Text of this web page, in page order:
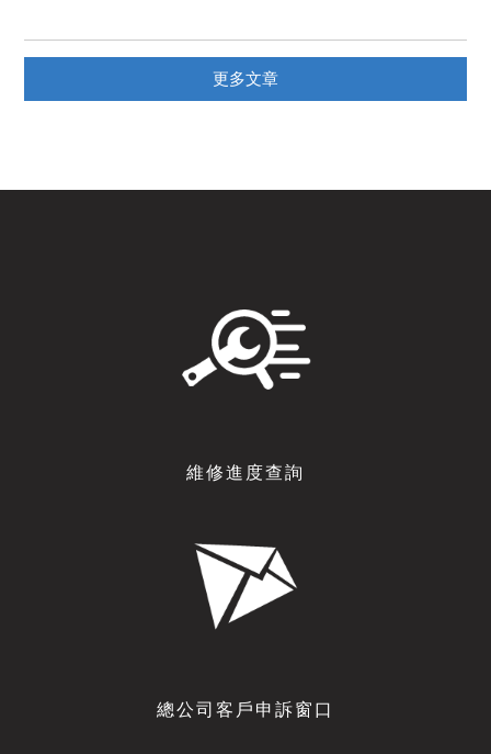
更多文章
維修進度查詢
總公司客戶申訴窗口